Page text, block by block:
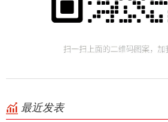
最近发表